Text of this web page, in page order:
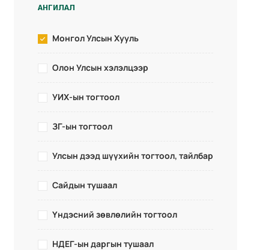
АНГИЛАЛ
Монгол Улсын Хууль
Олон Улсын хэлэлцээр
УИХ-ын тогтоол
ЗГ-ын тогтоол
Улсын дээд шүүхийн тогтоол, тайлбар
Сайдын тушаал
Үндэсний зөвлөлийн тогтоол
НДЕГ-ын даргын тушаал